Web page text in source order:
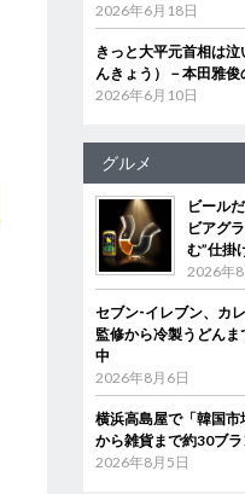
2026年6月18日
きっと大平元首相は
んきょう）－本田雅俊
2026年6月10日
グルメ
ビール
ビアグ
む”仕掛
2026年
セブン‐イレブン、カ
監修から冷製うどん
中
2026年8月6日
横浜高島屋で「韓国
から雑貨まで約30ブ
2026年8月5日